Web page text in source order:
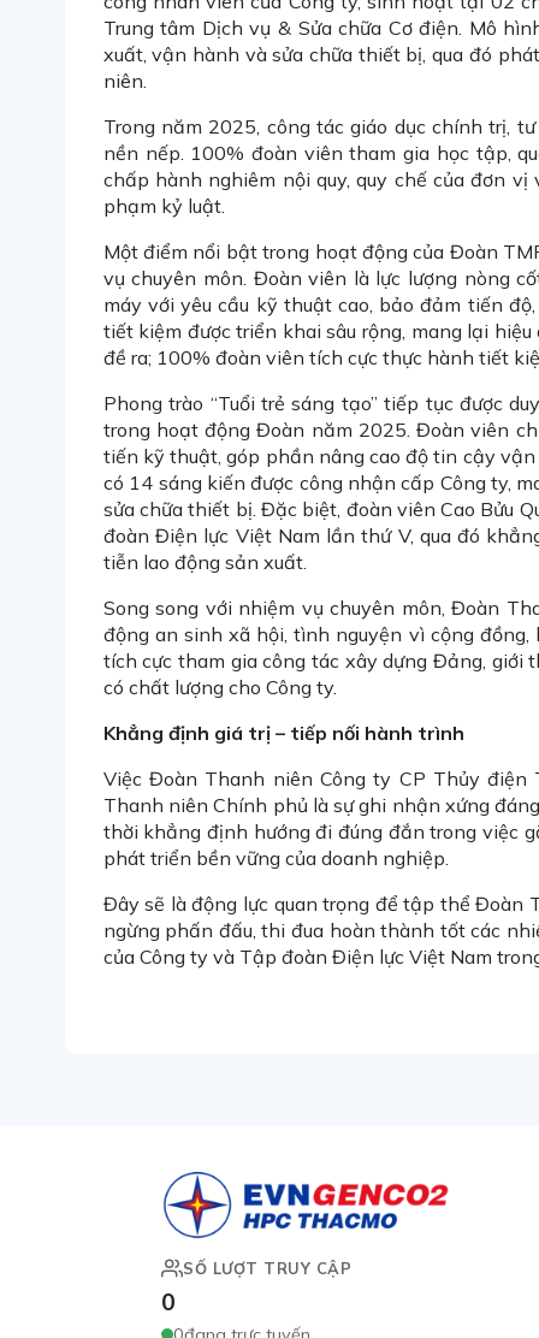
Trung tâm Dịch vụ & Sửa chữa Cơ điện. Mô
xuất, vận hành và sửa chữa thiết bị, qua đó
niên.
Trong năm 2025, công tác giáo dục chính trị,
nền nếp. 100% đoàn viên tham gia học tập,
chấp hành nghiêm nội quy, quy chế của đơn
phạm kỷ luật.
Một điểm nổi bật trong hoạt động của Đoàn
vụ chuyên môn. Đoàn viên là lực lượng nòng
máy với yêu cầu kỹ thuật cao, bảo đảm tiến
tiết kiệm được triển khai sâu rộng, mang lại
đề ra; 100% đoàn viên tích cực thực hành tiết
Phong trào “Tuổi trẻ sáng tạo” tiếp tục được
trong hoạt động Đoàn năm 2025. Đoàn viên
tiến kỹ thuật, góp phần nâng cao độ tin cậy
có 14 sáng kiến được công nhận cấp Công ty,
sửa chữa thiết bị. Đặc biệt, đoàn viên Cao Bửu
đoàn Điện lực Việt Nam lần thứ V, qua đó
tiễn lao động sản xuất.
Song song với nhiệm vụ chuyên môn, Đoàn
động an sinh xã hội, tình nguyện vì cộng
tích cực tham gia công tác xây dựng Đảng, giới
có chất lượng cho Công ty.
Khẳng định giá trị – tiếp nối hành trình
Việc Đoàn Thanh niên Công ty CP Thủy
Thanh niên Chính phủ là sự ghi nhận xứng
thời khẳng định hướng đi đúng đắn trong việc
phát triển bền vững của doanh nghiệp.
Đây sẽ là động lực quan trọng để tập thể Đoàn
ngừng phấn đấu, thi đua hoàn thành tốt các
của Công ty và Tập đoàn Điện lực Việt Nam
SỐ LƯỢT TRUY CẬP
0